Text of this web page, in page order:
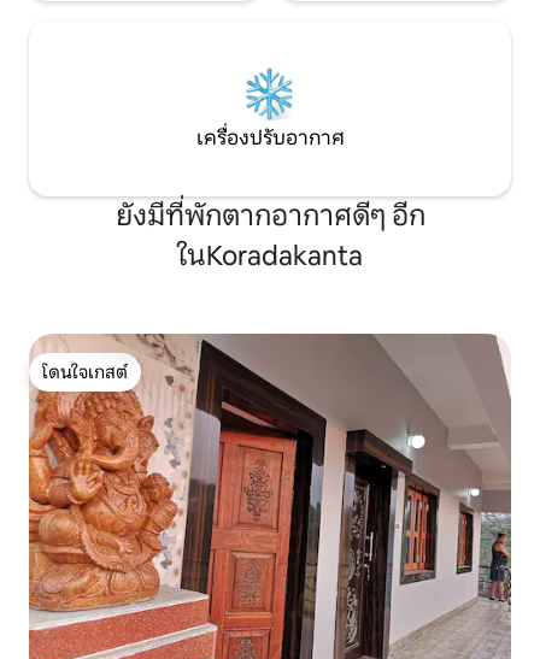
เครื่องปรับอากาศ
ยังมีที่พักตากอากาศดีๆ อีก
ในKoradakanta
โดนใจเกสต์
โดนใจเกสต์